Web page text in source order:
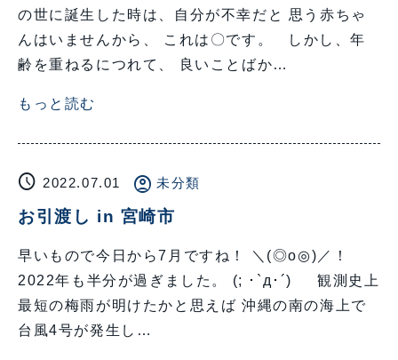
の世に誕生した時は、自分が不幸だと 思う赤ちゃ
んはいませんから、 これは〇です。 しかし、年
齢を重ねるにつれて、 良いことばか…
もっと読む
schedule 2022.07.01 account_circle 未分類
お引渡し in 宮崎市
早いもので今日から7月ですね！ ＼(◎o◎)／！
2022年も半分が過ぎました。 (; ･`д･´) 観測史上
最短の梅雨が明けたかと思えば 沖縄の南の海上で
台風4号が発生し…